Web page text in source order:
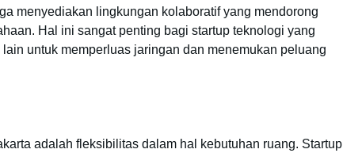
menyediakan lingkungan kolaboratif yang mendorong
Hal ini sangat penting bagi startup teknologi yang
untuk memperluas jaringan dan menemukan peluang
adalah fleksibilitas dalam hal kebutuhan ruang. Startup